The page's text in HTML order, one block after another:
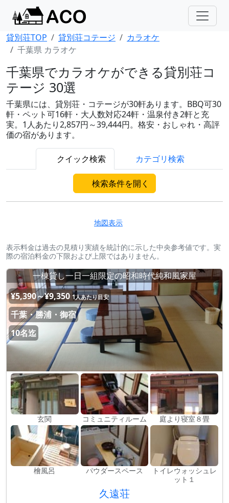
貸別荘TOP 貸別荘コテージ
カラオケ
千葉県 カラオケ
千葉県でカラオケができる貸別荘コ
テージ 30選
千葉県には、貸別荘・コテージが30軒あります。BBQ可30
軒・ペット可16軒・大人数対応24軒・温泉付き2軒と充
実。1人あたり2,857円～39,444円。格安・おしゃれ・高評
価の宿があります。
クイック検索 カテゴリ検索
検索条件を開く
地図表示
表示料金は過去の見積り実績を統計的に示した中央参考値です。実
際の宿泊料金の下限および上限ではありません。
一棟貸し一日一組限定の昭和時代純和風家屋
¥5,390～¥9,350 1人あたり目安
千葉・勝浦・御宿
10名迄
玄関 コミュニティルーム 庭より寝室８畳
檜風呂 パウダースペース
トイレウォッシュレ
ット１
久遠荘